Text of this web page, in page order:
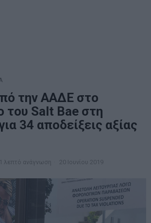
την ΑΑΔΕ στο
του Salt Bae στη
34 αποδείξεις αξίας
1 λεπτό ανάγνωση 20 Ιουνίου 2019